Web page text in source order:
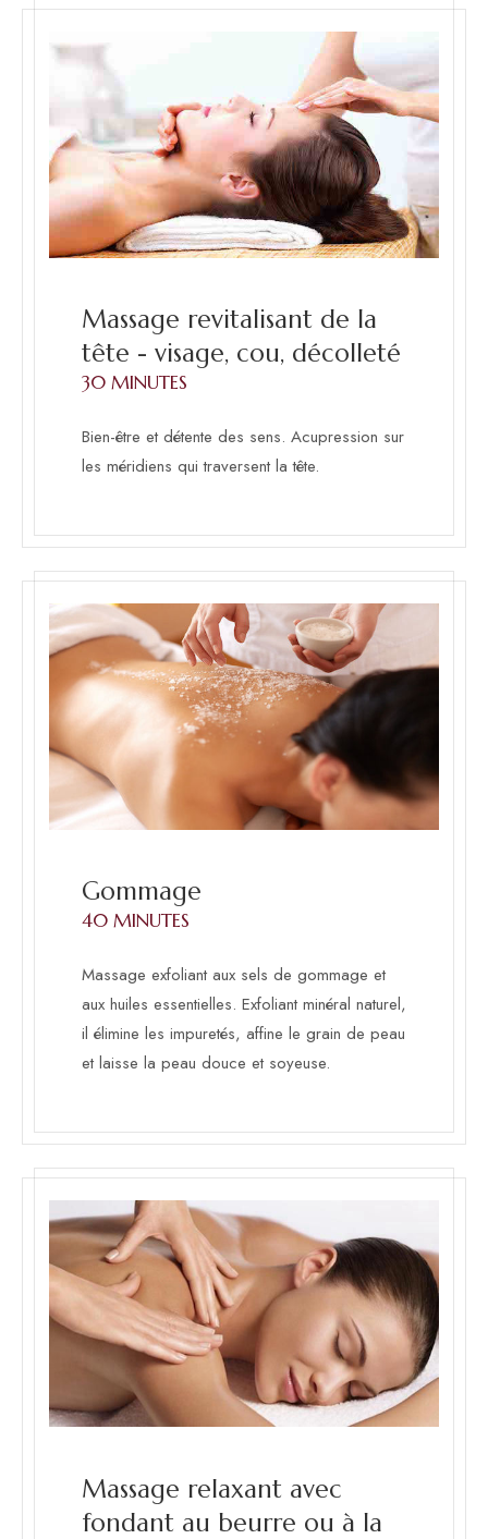
Massage revitalisant de la
tête - visage, cou, décolleté
30 MINUTES
Bien-être et détente des sens. Acupression sur
les méridiens qui traversent la tête.
Gommage
40 MINUTES
Massage exfoliant aux sels de gommage et
aux huiles essentielles. Exfoliant minéral naturel,
il élimine les impuretés, affine le grain de peau
et laisse la peau douce et soyeuse.
Massage relaxant avec
fondant au beurre ou à la